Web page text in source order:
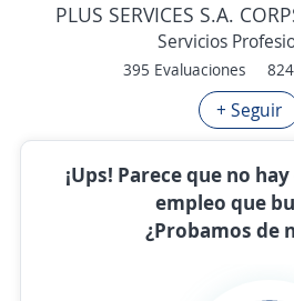
PLUS SERVICES S.A.
Servicios
395 Evaluaciones
+ Seguir
¡Ups! Parece que no
empleo que
¿Probamos de